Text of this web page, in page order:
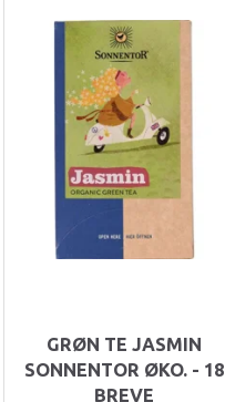
GRØN TE JASMIN
SONNENTOR ØKO. - 18
BREVE